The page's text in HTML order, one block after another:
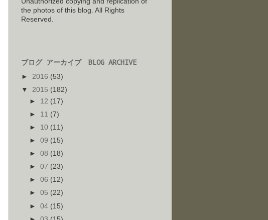
the photos of this blog. All Rights
Reserved.
ブログ アーカイブ BLOG ARCHIVE
► 2016 (53)
▼ 2015 (182)
► 12 (17)
► 11 (7)
► 10 (11)
►09 (15)
►08 (18)
►07 (23)
►06 (12)
►05 (22)
►04 (15)